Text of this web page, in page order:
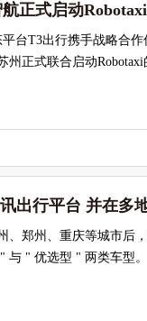
正式启动
平台T3出行携手战略合
州正式联合启动
出行平台 并在多
、郑州、重庆等城市后
与 " 优选型 " 两类车型